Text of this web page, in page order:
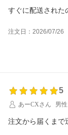
すぐに配送された
注文日：2026/07/26
5
あーCXさん
男性
注文から届くまで